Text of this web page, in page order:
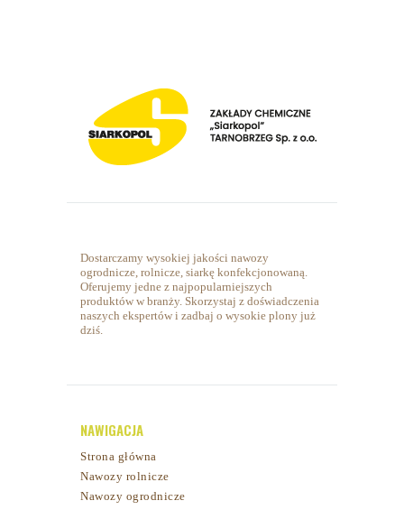
Dostarczamy wysokiej jakości nawozy
ogrodnicze, rolnicze, siarkę konfekcjonowaną.
Oferujemy jedne z najpopularniejszych
produktów w branży. Skorzystaj z doświadczenia
naszych ekspertów i zadbaj o wysokie plony już
dziś.
NAWIGACJA
Strona główna
Nawozy rolnicze
Nawozy ogrodnicze